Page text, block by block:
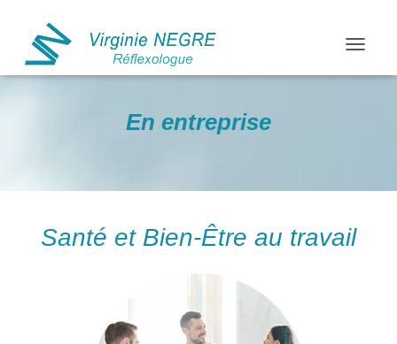
En entreprise
Santé et Bien-Être au travail